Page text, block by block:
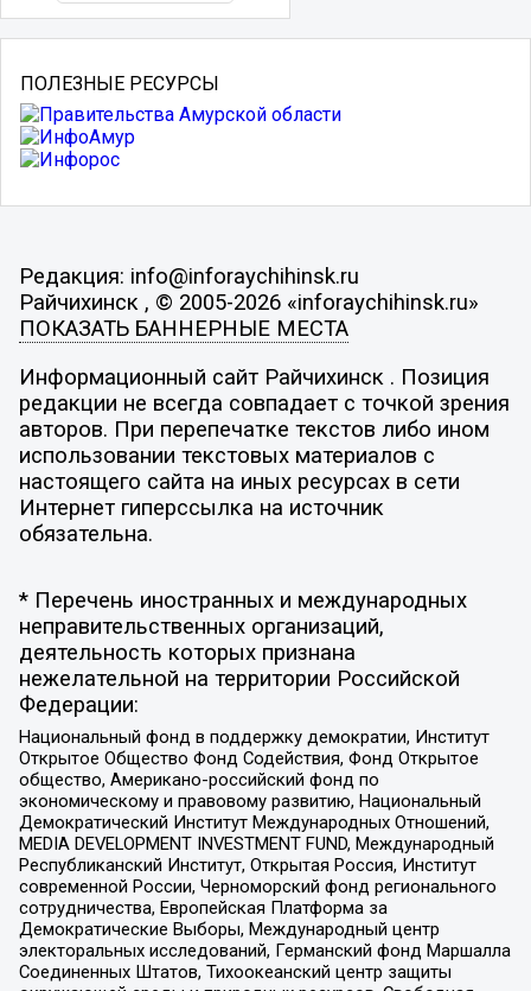
ПОЛЕЗНЫЕ РЕСУРСЫ
Редакция: info@inforaychihinsk.ru
Райчихинск , © 2005-2026 «inforaychihinsk.ru»
ПОКАЗАТЬ БАННЕРНЫЕ МЕСТА
Информационный сайт Райчихинск . Позиция
редакции не всегда совпадает с точкой зрения
авторов. При перепечатке текстов либо ином
использовании текстовых материалов с
настоящего сайта на иных ресурсах в сети
Интернет гиперссылка на источник
обязательна.
* Перечень иностранных и международных
неправительственных организаций,
деятельность которых признана
нежелательной на территории Российской
Федерации:
Национальный фонд в поддержку демократии, Институт
Открытое Общество Фонд Содействия, Фонд Открытое
общество, Американо-российский фонд по
экономическому и правовому развитию, Национальный
Демократический Институт Международных Отношений,
MEDIA DEVELOPMENT INVESTMENT FUND, Международный
Республиканский Институт, Открытая Россия, Институт
современной России, Черноморский фонд регионального
сотрудничества, Европейская Платформа за
Демократические Выборы, Международный центр
электоральных исследований, Германский фонд Маршалла
Соединенных Штатов, Тихоокеанский центр защиты